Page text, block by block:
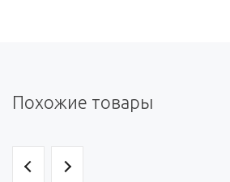
Похожие товары